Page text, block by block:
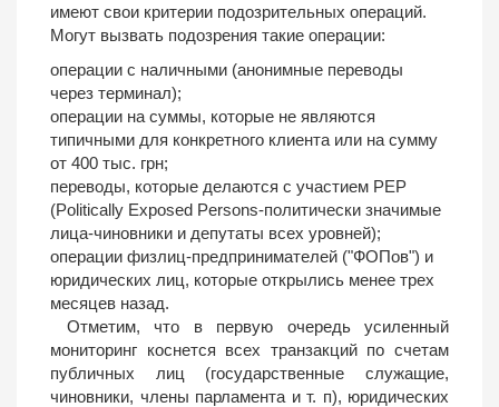
имеют свои критерии подозрительных операций.
Могут вызвать подозрения такие операции:
операции с наличными (анонимные переводы
через терминал);
операции на суммы, которые не являются
типичными для конкретного клиента или на сумму
от 400 тыс. грн;
переводы, которые делаются с участием PEP
(Politically Exposed Persons-политически значимые
лица-чиновники и депутаты всех уровней);
операции физлиц-предпринимателей ("ФОПов") и
юридических лиц, которые открылись менее трех
месяцев назад.
Отметим, что в первую очередь усиленный
мониторинг коснется всех транзакций по счетам
публичных лиц (государственные служащие,
чиновники, члены парламента и т. п), юридических